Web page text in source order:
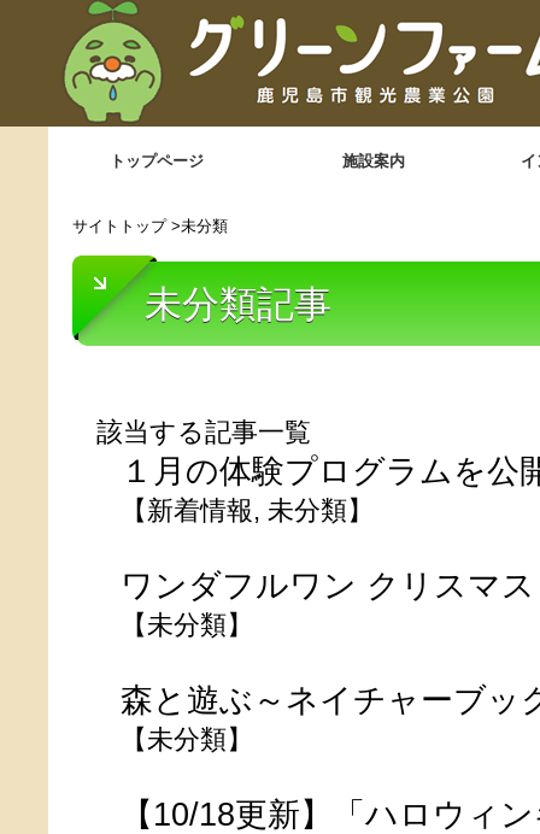
トップページ 施設案内
サイトトップ>未分類
未分類記事
該当する記事一覧
１月の体験プログラムを公
【 新着情報, 未分類】
ワンダフルワン クリスマ
【未分類】
森と遊ぶ～ネイチャーブッ
【未分類】
【10/18更新】「ハロウィ